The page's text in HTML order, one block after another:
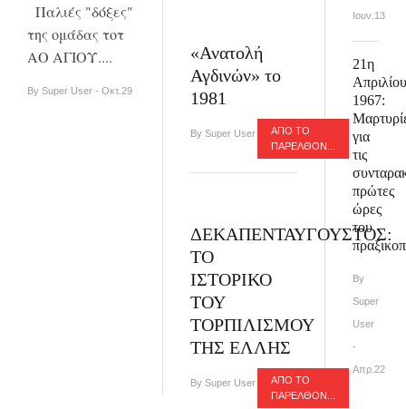
Παλιές "δόξες"
της ομάδας τοτ
ΑΟ ΑΓΙΟΥ....
By Super User - Οκτ.29
ΑΠΟ ΤΟ
ΠΑΡΕΛΘΌΝ...
«Ανατολή
Αγδινών» το
1981
By Super User - Οκτ.18
ΑΠΟ ΤΟ
ΠΑΡΕΛΘΌΝ...
ΔΕΚΑΠΕΝΤΑΥΓΟΥΣΤΟΣ:
ΤΟ
ΙΣΤΟΡΙΚΟ
ΤΟΥ
ΤΟΡΠΙΛΙΣΜΟΥ
ΤΗΣ ΕΛΛΗΣ
By Super User - Αυγ.15
Ιουν.13
21η
1967:
για
τις
πρώτες
ώρες
του
By
Super
User
-
Απρ.22